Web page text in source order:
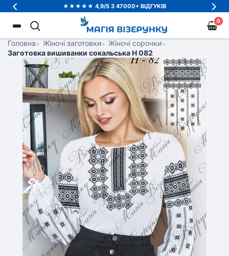
★★★★★ 4,9/5 З 47000+ ВІДГУКІВ
0
Головна• Жіночі заготовки• Жіночі сорочки•
Заготовка вишиванки сокальська Н 082